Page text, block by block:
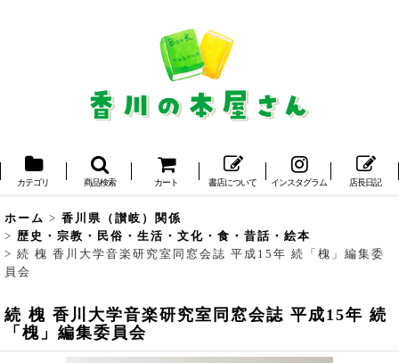
カテゴリ 商品検索 カート 書店について インスタグラム 店長日記
ホーム > 香川県（讃岐）関係
> 歴史・宗教・民俗・生活・文化・食・昔話・絵本
> 続 槐 香川大学音楽研究室同窓会誌 平成15年 続「槐」編集委
員会
続 槐 香川大学音楽研究室同窓会誌 平成15年 続
「槐」編集委員会